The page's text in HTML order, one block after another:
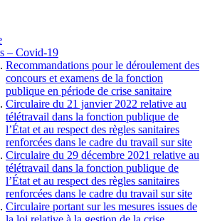
– Covid-19
Recommandations pour le déroulement des
concours et examens de la fonction
publique en période de crise sanitaire
Circulaire du 21 janvier 2022 relative au
télétravail dans la fonction publique de
l’État et au respect des règles sanitaires
renforcées dans le cadre du travail sur site
Circulaire du 29 décembre 2021 relative au
télétravail dans la fonction publique de
l’État et au respect des règles sanitaires
renforcées dans le cadre du travail sur site
Circulaire portant sur les mesures issues de